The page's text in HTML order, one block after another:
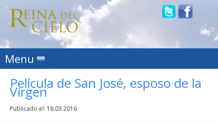
Menu Skip to content
Película de San José, esposo de la
Virgen
Publicado el: 18.03.2016